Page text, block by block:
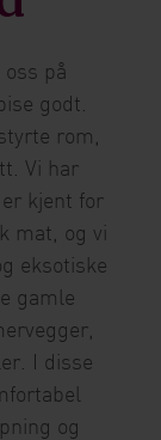
på
godt.
rom,
Vi har
kjent for
mat, og vi
eksotiske
gamle
I disse
og